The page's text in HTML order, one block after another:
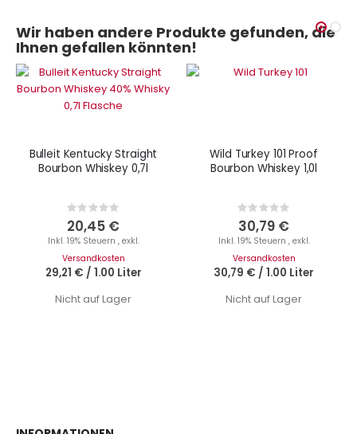
Wir haben andere Produkte gefunden, die
Ihnen gefallen könnten!
Bulleit Kentucky Straight
Bourbon Whiskey 0,7l
Rating:
0%
20,45 €
Inkl. 19% Steuern , exkl.
Versandkosten
29,21 € / 1.00 Liter
Nicht auf Lager
Wild Turkey 101 Proof
Bourbon Whiskey 1,0l
Rating:
0%
30,79 €
Inkl. 19% Steuern , exkl.
Versandkosten
30,79 € / 1.00 Liter
Nicht auf Lager